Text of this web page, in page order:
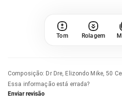
Tom Rolagem
Composição: Dr Dre, Elizondo Mike, 50
Essa informação está errada?
Enviar revisão